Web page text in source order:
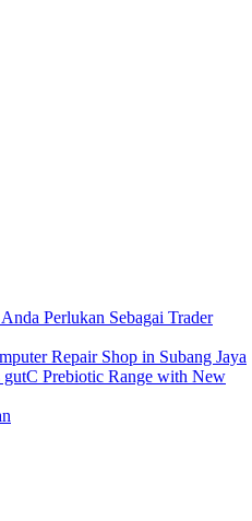
Perlukan Sebagai Trader
Repair Shop in Subang Jaya
Prebiotic Range with New